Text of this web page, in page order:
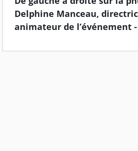
Delphine Manceau,
animateur de l’événement